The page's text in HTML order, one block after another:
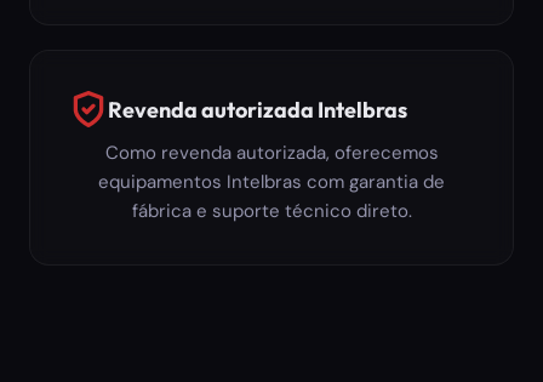
Revenda autorizada Intelbras
Como revenda autorizada, oferecemos
equipamentos Intelbras com garantia de
fábrica e suporte técnico direto.